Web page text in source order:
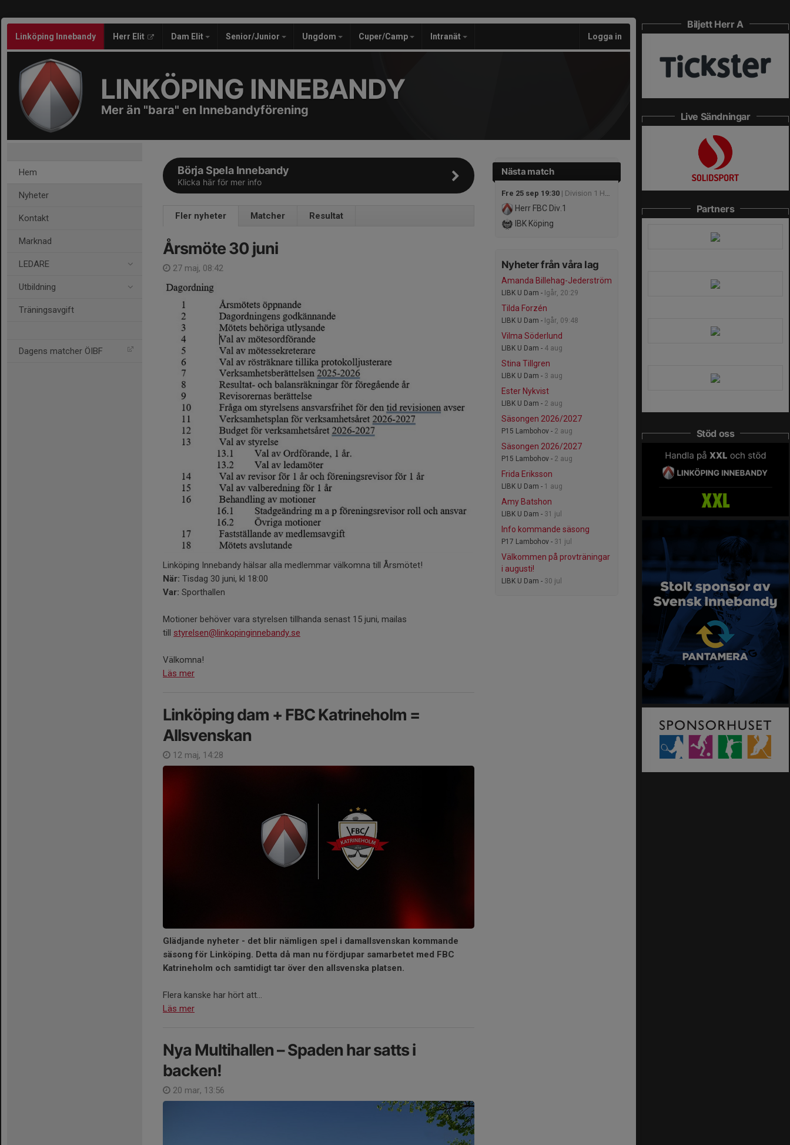
Linköping Innebandy Herr Elit Dam Elit Senior/Junior Ungdom Cuper/Camp Intranät Logga in
LINKÖPING INNEBANDY
Mer än "bara" en Innebandyförening
Hem
Nyheter
Kontakt
Marknad
LEDARE
Utbildning
Träningsavgift
Dagens matcher ÖIBF
Nästa match
Fre 25 sep 19:30 | Division 1 Herrar Mellersta
Herr FBC Div.1
IBK Köping
Nyheter från våra lag
Amanda Billehag-Jederström
LIBK U Dam - Igår, 20:29
Tilda Forzén
LIBK U Dam - Igår, 09:48
Vilma Söderlund
LIBK U Dam - 4 aug
Stina Tillgren
LIBK U Dam - 3 aug
Ester Nykvist
LIBK U Dam - 2 aug
Säsongen 2026/2027
P15 Lambohov - 2 aug
Säsongen 2026/2027
P15 Lambohov - 2 aug
Frida Eriksson
LIBK U Dam - 1 aug
Amy Batshon
LIBK U Dam - 31 jul
Info kommande säsong
P17 Lambohov - 31 jul
Välkommen på provträningar
i augusti!
LIBK U Dam - 30 jul
Börja Spela Innebandy
Klicka här för mer info
Fler nyheter Matcher Resultat
Årsmöte 30 juni
27 maj, 08:42
Linköping Innebandy hälsar alla medlemmar välkomna till Årsmötet!
När: Tisdag 30 juni, kl 18:00
Var: Sporthallen
Motioner behöver vara styrelsen tillhanda senast 15 juni, mailas
till styrelsen@linkopinginnebandy.se
Välkomna!
Läs mer
Linköping dam + FBC Katrineholm =
Allsvenskan
12 maj, 14:28
Glädjande nyheter - det blir nämligen spel i damallsvenskan kommande
säsong för Linköping. Detta då man nu fördjupar samarbetet med FBC
Katrineholm och samtidigt tar över den allsvenska platsen.
Flera kanske har hört att...
Läs mer
Nya Multihallen – Spaden har satts i
backen!
20 mar, 13:56
Biljett Herr A
Live Sändningar
Partners
Stöd oss